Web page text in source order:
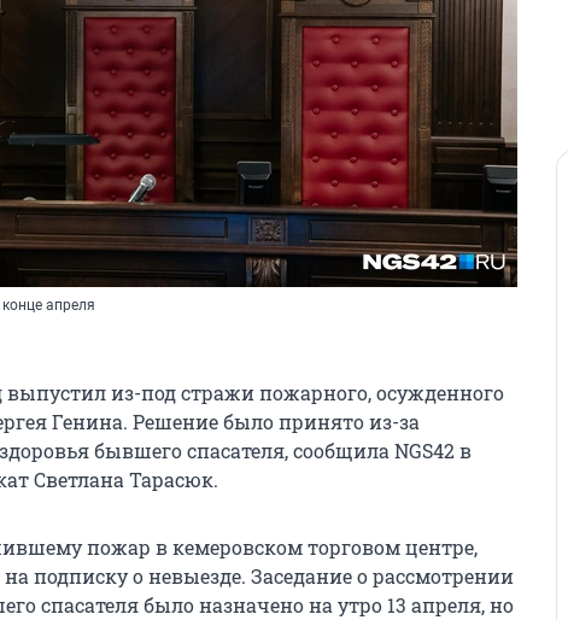
апреля
выпустил из-под стражи пожарного, осужденного
Генина. Решение было принято из-за
бывшего спасателя, сообщила NGS42 в
Светлана Тарасюк.
пожар в кемеровском торговом центре,
подписку о невыезде. Заседание о рассмотрении
спасателя было назначено на утро 13 апреля, но